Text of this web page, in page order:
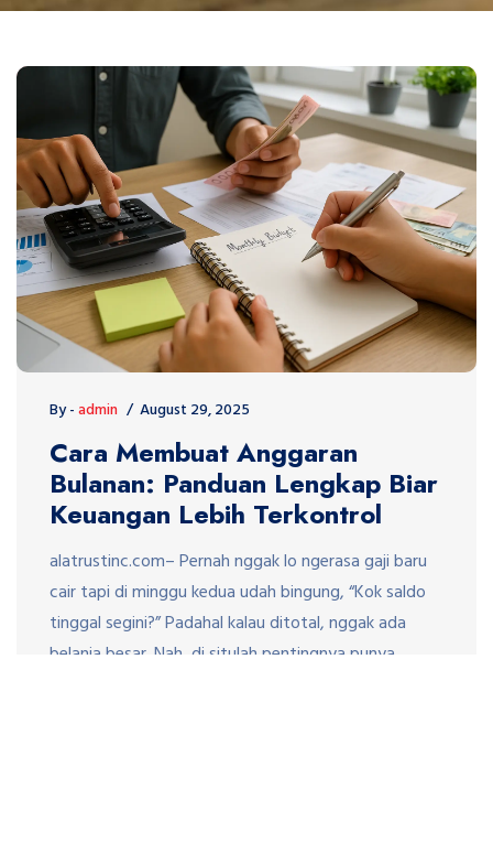
By -admin August 29, 2025
Cara Membuat Anggaran
Bulanan: Panduan Lengkap Biar
Keuangan Lebih Terkontrol
alatrustinc.com– Pernah nggak lo ngerasa gaji baru
cair tapi di minggu kedua udah bingung, “Kok saldo
tinggal segini?” Padahal kalau ditotal, nggak ada
belanja besar. Nah, di situlah pentingnya punya